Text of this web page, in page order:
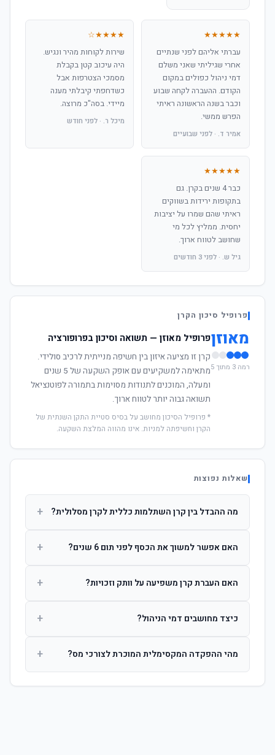
★★★★★
עברתי אליהם לפני שנתיים
אחרי שגיליתי שאני משלם
דמי ניהול כפולים במקום
הקודם. ההעברה לקחה שבוע
וכבר בשנה הראשונה ראיתי
הפרש ממשי.
אמיר ד. · לפני שבועיים
★★★★☆
שירות לקוחות מהיר ונגיש.
היה עיכוב קטן בקבלת
מסמכי הצטרפות אבל
כשדחפתי קיבלתי מענה
מיידי. בסה"כ מרוצה.
מיכל ר. · לפני חודש
★★★★★
כבר 4 שנים בקרן. גם
בתקופות ירידות בשווקים
ראיתי שהם שמרו על יציבות
יחסית. ממליץ לכל מי
שחושב לטווח ארוך.
גיל ש. · לפני 3 חודשים
פרופיל סיכון הקרן
מאוזן
רמה 3 מתוך 5
פרופיל מאוזן — תשואה וסיכון בפרופורציה
קרן זו מציעה איזון בין חשיפה מנייתית לרכיב סולידי.
מתאימה למשקיעים עם אופק השקעה של 5 שנים
ומעלה, המוכנים לתנודות מסוימות בתמורה לפוטנציאל
תשואה גבוה יותר לטווח ארוך.
* פרופיל הסיכון מחושב על בסיס סטיית התקן השנתית של
הקרן וחשיפתה למניות. אינו מהווה המלצת השקעה.
שאלות נפוצות
מה ההבדל בין קרן השתלמות כללית לקרן מסלולית? +
ההשקעות. קרן מסלולית עוקבת אחרי מדד ספציפי ומאפשרת
האם אפשר למשוך את הכסף לפני תום 6 שנים? +
הרווחים. לאחר 6 שנים ניתן למשוך פטור ממס עד לתקרה
האם העברת קרן משפיעה על וותק וזכויות? +
החברות. הוותק ממשיך להיספר מיום ההפקדה הראשונה.
כיצד מחושבים דמי הניהול? +
ומתן על שיעורם בעת הצטרפות.
מהי ההפקדה המקסימלית המוכרת לצורכי מס? +